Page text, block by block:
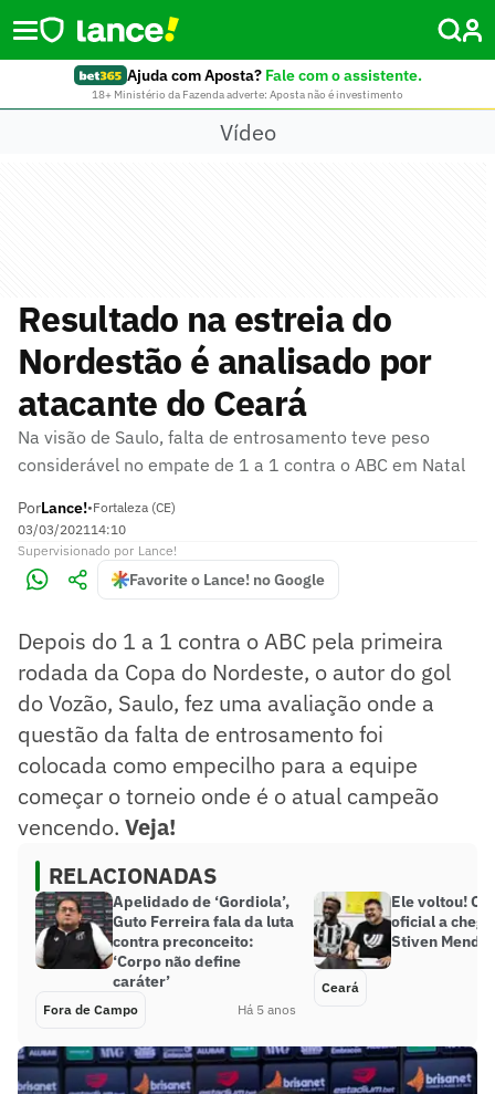
Ajuda com Aposta? Fale com o assistente.
18+ Ministério da Fazenda adverte: Aposta não é investimento
Vídeo
Resultado na estreia do
Nordestão é analisado por
atacante do Ceará
Na visão de Saulo, falta de entrosamento teve peso
considerável no empate de 1 a 1 contra o ABC em Natal
PorLance!•Fortaleza (CE)
03/03/202114:10
Supervisionado por Lance!
Favorite o Lance! no Google
Depois do 1 a 1 contra o ABC pela primeira
rodada da Copa do Nordeste, o autor do gol
do Vozão, Saulo, fez uma avaliação onde a
questão da falta de entrosamento foi
colocada como empecilho para a equipe
começar o torneio onde é o atual campeão
vencendo. Veja!
RELACIONADAS
Apelidado de ‘Gordiola’,
Guto Ferreira fala da luta
contra preconceito:
‘Corpo não define
caráter’
Fora de Campo Há 5 anos
Ele voltou!
oficial a
Stiven
Ceará